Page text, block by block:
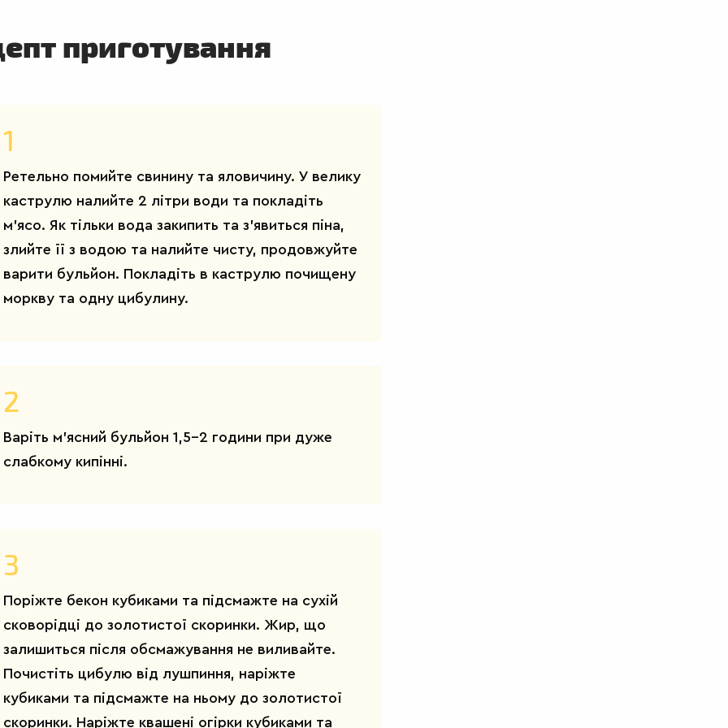
приготування
1
Ретельно помийте свинину та яловичину. У велику
каструлю налийте 2 літри води та покладіть
м’ясо. Як тільки вода закипить та з’явиться піна,
злийте її з водою та налийте чисту, продовжуйте
варити бульйон. Покладіть в каструлю почищену
моркву та одну цибулину.
2
Варіть м’ясний бульйон 1,5-2 години при дуже
слабкому кипінні.
3
Поріжте бекон кубиками та підсмажте на сухій
сковорідці до золотистої скоринки. Жир, що
залишиться після обсмажування не виливайте.
Почистіть цибулю від лушпиння, наріжте
кубиками та підсмажте на ньому до золотистої
скоринки. Наріжте квашені огірки кубиками та